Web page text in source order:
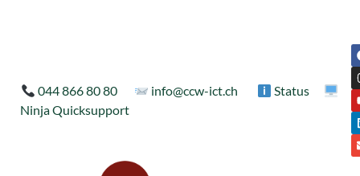
044 866 80 80 info@ccw-ict.ch
Status
Ninja Quicksupport